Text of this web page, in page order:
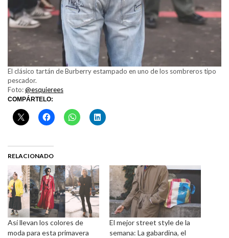
El clásico tartán de Burberry estampado en uno de los sombreros tipo
pescador.
Foto:@esquierees
COMPÁRTELO:
RELACIONADO
Así llevan los colores de
moda para esta primavera
El mejor street style de la
semana: La gabardina, el